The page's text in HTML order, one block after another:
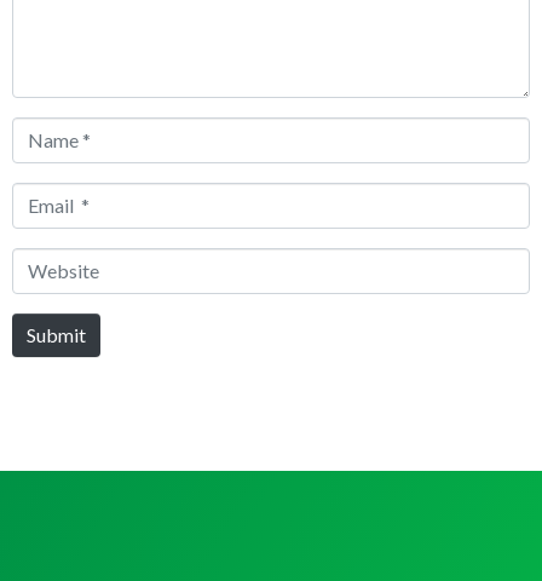
Name
Email
Website
Submit